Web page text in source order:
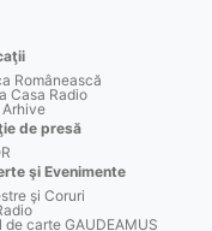
Românească
Casa Radio
Arhive
de presă
şi Evenimente
şi Coruri
de carte GAUDEAMUS